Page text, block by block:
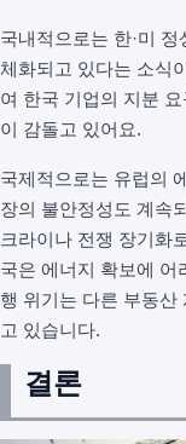
국내적으로는 한·미
체화되고 있다는 소식
여 한국 기업의 지분
이 감돌고 있어요.
국제적으로는 유럽의
장의 불안정성도 계속
크라이나 전쟁 장기화
국은 에너지 확보에 어
행 위기는 다른 부동산
고 있습니다.
결론